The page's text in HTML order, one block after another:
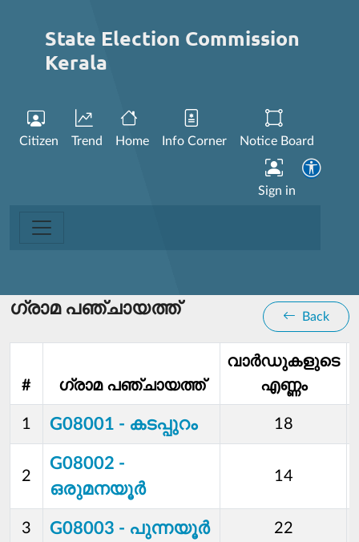
State Election Commission
Kerala
Citizen Trend Home Info Corner Notice Board
Sign in
ഗ്രാമ പഞ്ചായത്ത് Back
# ഗ്രാമ പഞ്ചായത്ത്
വാര്‍ഡുകളുടെ
എണ്ണം
1 G08001 - കടപ്പുറം 18
2
G08002 -
ഒരുമനയൂര്‍
14
3 G08003 - പുന്നയൂര്‍ 22